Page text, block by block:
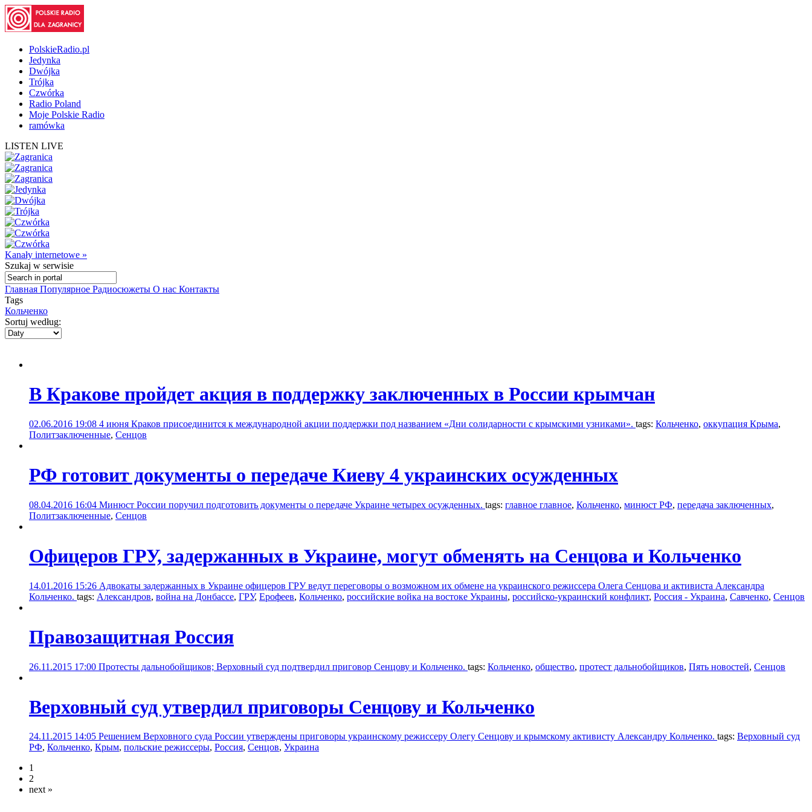
PolskieRadio.pl
Jedynka
Dwójka
Trójka
Czwórka
Radio Poland
Moje Polskie Radio
ramówka
LISTEN LIVE
Kanały internetowe »
Szukaj w serwisie
Главная Популярное Радиосюжеты О нас Контакты
Tags
Кольченко
Sortuj według:
В Кракове пройдет акция в поддержку заключенных в России крымчан
02.06.2016 19:08 4 июня Краков присоединится к международной акции поддержки под названием «Дни солидарности с крымскими узниками». tags: Кольченко, оккупация Крыма,
Политзаключенные, Сенцов
РФ готовит документы о передаче Киеву 4 украинских осужденных
08.04.2016 16:04 Минюст России поручил подготовить документы о передаче Украине четырех осужденных. tags: главное главное, Кольченко, минюст РФ, передача заключенных,
Политзаключенные, Сенцов
Офицеров ГРУ, задержанных в Украине, могут обменять на Сенцова и Кольченко
14.01.2016 15:26 Адвокаты задержанных в Украине офицеров ГРУ ведут переговоры о возможном их обмене на украинского режиссера Олега Сенцова и активиста Александра
Кольченко. tags: Александров, война на Донбассе, ГРУ, Ерофеев, Кольченко, российские войка на востоке Украины, российско-украинский конфликт, Россия - Украина, Савченко, Сенцов
Правозащитная Россия
26.11.2015 17:00 Протесты дальнобойщиков; Верховный суд подтвердил приговор Сенцову и Кольченко. tags: Кольченко, общество, протест дальнобойщиков, Пять новостей, Сенцов
Верховный суд утвердил приговоры Сенцову и Кольченко
24.11.2015 14:05 Решением Верховного суда России утверждены приговоры украинскому режиссеру Олегу Сенцову и крымскому активисту Александру Кольченко. tags: Верховный суд
РФ, Кольченко, Крым, польские режиссеры, Россия, Сенцов, Украина
1
2
next »